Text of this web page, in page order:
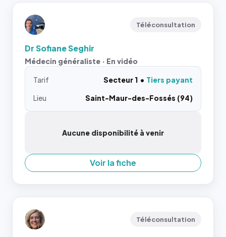
Téléconsultation
Dr Sofiane Seghir
Médecin généraliste · En vidéo
Tarif Secteur 1
Tiers payant
Lieu
Saint-Maur-des-Fossés (94)
Aucune disponibilité à venir
Voir la fiche
Téléconsultation